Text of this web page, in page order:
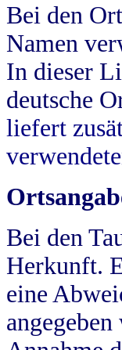
Bei den
Namen
In dieser
deutsche
liefert
Bei den
Herkunft.
eine